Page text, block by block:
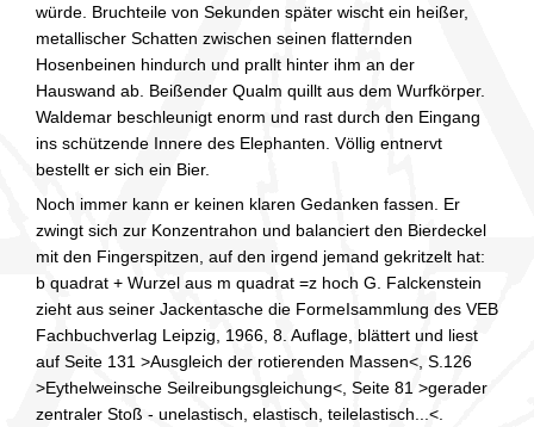
würde. Bruchteile von Sekunden später wischt ein heißer,
metallischer Schatten zwischen seinen flatternden
Hosenbeinen hindurch und prallt hinter ihm an der
Hauswand ab. Beißender Qualm quillt aus dem Wurfkörper.
Waldemar beschleunigt enorm und rast durch den Eingang
ins schützende Innere des Elephanten. Völlig entnervt
bestellt er sich ein Bier.
Noch immer kann er keinen klaren Gedanken fassen. Er
zwingt sich zur Konzentrahon und balanciert den Bierdeckel
mit den Fingerspitzen, auf den irgend jemand gekritzelt hat:
b quadrat + Wurzel aus m quadrat =z hoch G. Falckenstein
zieht aus seiner Jackentasche die FormeIsammlung des VEB
Fachbuchverlag Leipzig, 1966, 8. Auflage, blättert und liest
auf Seite 131 >Ausgleich der rotierenden Massen<, S.126
>Eythelweinsche Seilreibungsgleichung<, Seite 81 >gerader
zentraler Stoß - unelastisch, elastisch, teilelastisch...<.